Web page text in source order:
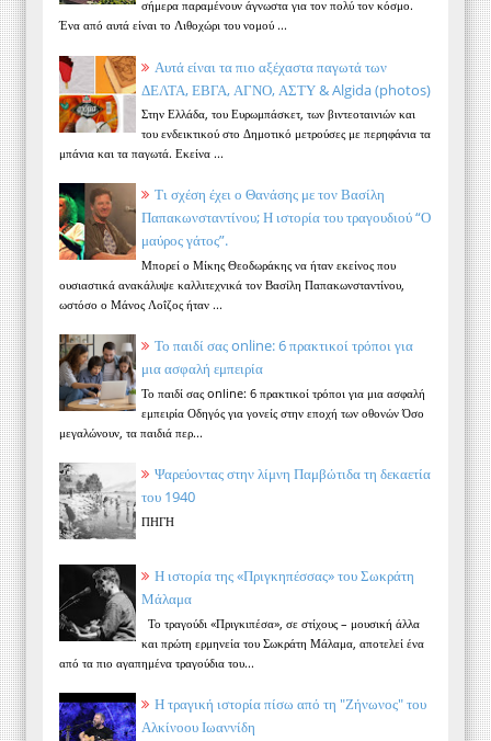
σήμερα παραμένουν άγνωστα για τον πολύ τον κόσμο.
Ένα από αυτά είναι το Λιθοχώρι του νομού ...
Αυτά είναι τα πιο αξέχαστα παγωτά των
ΔΕΛΤΑ, ΕΒΓΑ, ΑΓΝΟ, ΑΣΤΥ & Algida (photos)
Στην Ελλάδα, του Ευρωμπάσκετ, των βιντεοταινιών και
του ενδεικτικού στο Δημοτικό μετρούσες με περηφάνια τα
μπάνια και τα παγωτά. Εκείνα ...
Τι σχέση έχει ο Θανάσης με τον Βασίλη
Παπακωνσταντίνου; Η ιστορία του τραγουδιού “Ο
μαύρος γάτος”.
Μπορεί ο Μίκης Θεοδωράκης να ήταν εκείνος που
ουσιαστικά ανακάλυψε καλλιτεχνικά τον Βασίλη Παπακωνσταντίνου,
ωστόσο ο Μάνος Λοΐζος ήταν ...
Το παιδί σας online: 6 πρακτικοί τρόποι για
μια ασφαλή εμπειρία
Το παιδί σας online: 6 πρακτικοί τρόποι για μια ασφαλή
εμπειρία Οδηγός για γονείς στην εποχή των οθονών Όσο
μεγαλώνουν, τα παιδιά περ...
Ψαρεύοντας στην λίμνη Παμβώτιδα τη δεκαετία
του 1940
ΠΗΓΗ
Η ιστορία της «Πριγκηπέσσας» του Σωκράτη
Μάλαμα
Το τραγούδι «Πριγκιπέσα», σε στίχους – μουσική άλλα
και πρώτη ερμηνεία του Σωκράτη Μάλαμα, αποτελεί ένα
από τα πιο αγαπημένα τραγούδια του...
Η τραγική ιστορία πίσω από τη "Ζήνωνος" του
Αλκίνοου Ιωαννίδη